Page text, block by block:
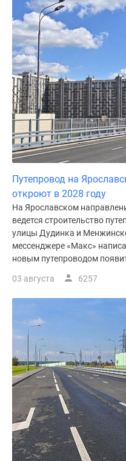
Путепровод на
откроют в 2028 году
На Ярославском
ведется строительство
улицы Дудинка и
мессенджере «Макс»
новым путепроводом
03 августа 6257